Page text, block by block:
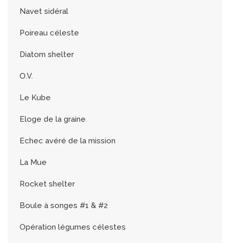
Navet sidéral
Poireau céleste
Diatom shelter
O.V.
Le Kube
Eloge de la graine
Echec avéré de la mission
La Mue
Rocket shelter
Boule à songes #1 & #2
Opération légumes célestes